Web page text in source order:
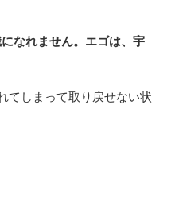
なれません。エゴは、宇
てしまって取り戻せない状